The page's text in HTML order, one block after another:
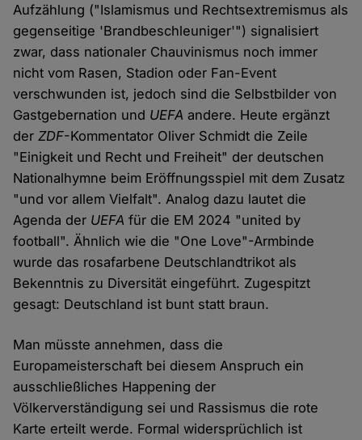
Aufzählung ("Islamismus und Rechtsextremismus als
gegenseitige 'Brandbeschleuniger'") signalisiert
zwar, dass nationaler Chauvinismus noch immer
nicht vom Rasen, Stadion oder Fan-Event
verschwunden ist, jedoch sind die Selbstbilder von
Gastgebernation und UEFA andere. Heute ergänzt
derZDF-Kommentator Oliver Schmidt die Zeile
"Einigkeit und Recht und Freiheit" der deutschen
Nationalhymne beim Eröffnungsspiel mit dem Zusatz
"und vor allem Vielfalt". Analog dazu lautet die
Agenda der UEFA für die EM 2024 "united by
football". Ähnlich wie die "One Love"-Armbinde
wurde das rosafarbene Deutschlandtrikot als
Bekenntnis zu Diversität eingeführt. Zugespitzt
gesagt: Deutschland ist bunt statt braun.
Man müsste annehmen, dass die
Europameisterschaft bei diesem Anspruch ein
ausschließliches Happening der
Völkerverständigung sei und Rassismus die rote
Karte erteilt werde. Formal widersprüchlich ist